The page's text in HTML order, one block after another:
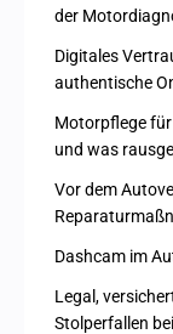
der
Digitales
authentische
Motorpflege
und was
Vor dem
Dashcam im
Legal,
Stolperfallen